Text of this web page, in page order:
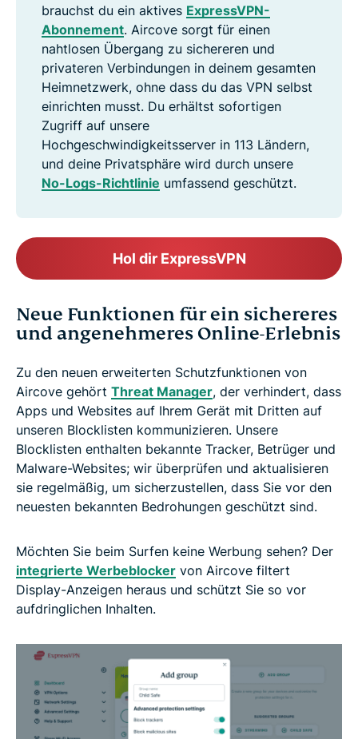
brauchst du ein aktives ExpressVPN-
Abonnement. Aircove sorgt für einen
nahtlosen Übergang zu sichereren und
privateren Verbindungen in deinem gesamten
Heimnetzwerk, ohne dass du das VPN selbst
einrichten musst. Du erhältst sofortigen
Zugriff auf unsere
Hochgeschwindigkeitsserver in 113 Ländern,
und deine Privatsphäre wird durch unsere
No-Logs-Richtlinie umfassend geschützt.
Hol dir ExpressVPN
Neue Funktionen für ein sichereres
und angenehmeres Online-Erlebnis
Zu den neuen erweiterten Schutzfunktionen von
Aircove gehört Threat Manager, der verhindert, dass
Apps und Websites auf Ihrem Gerät mit Dritten auf
unseren Blocklisten kommunizieren. Unsere
Blocklisten enthalten bekannte Tracker, Betrüger und
Malware-Websites; wir überprüfen und aktualisieren
sie regelmäßig, um sicherzustellen, dass Sie vor den
neuesten bekannten Bedrohungen geschützt sind.
Möchten Sie beim Surfen keine Werbung sehen? Der
integrierte Werbeblocker von Aircove filtert
Display-Anzeigen heraus und schützt Sie so vor
aufdringlichen Inhalten.